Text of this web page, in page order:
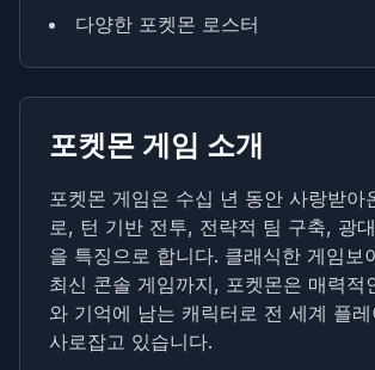
다양한 포켓몬 로스터
포켓몬 게임 소개
포켓몬 게임은 수십 년 동안 사랑받아
로, 턴 기반 전투, 전략적 팀 구축, 광
을 특징으로 합니다. 클래식한 게임보
최신 콘솔 게임까지, 포켓몬은 매력적
와 기억에 남는 캐릭터로 전 세계 플
사로잡고 있습니다.